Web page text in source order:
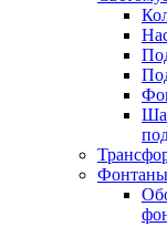
Фонтаны